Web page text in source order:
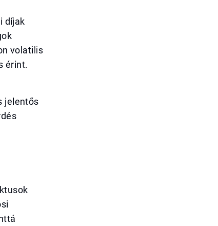
díjak
volatilis
érint.
jelentős